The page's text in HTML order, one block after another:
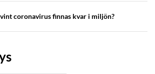
coronavirus finnas kvar i miljön?